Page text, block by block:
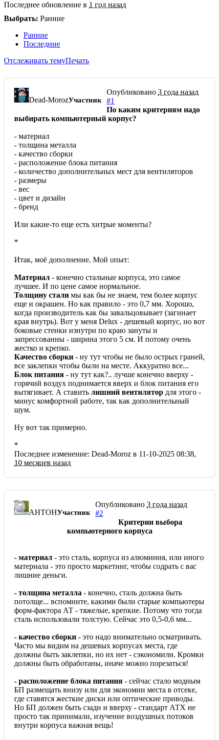
Последнее обновление в 1 год назад
Выбрать: Ранние
Ранние
Последние
Отслеживать темуПечать
Dead-MorozУчастник
Опубликовано 3 года назад
#1
По каким критериям надо
выбирать компьютерный корпус?
- материал
- толщина металла
- качество сборки
- расположение блока питания
- количество дополнительных мест для вентиляторов
- размеры
- вес
- цвет и дизайн
- бренд
Или какие-то еще есть хитрые моменты?
*
Итак, моё дополнение. Мой опыт:
Материал - конечно стальные корпуса, это самое
лучшее. И по цене самое нормальное.
Толщину стали мы как бы не знаем, тем более корпус
еще и окрашен. Но как правило - это 0,7 мм. Хорошо,
когда производитель как бы завальцовывает (загинает
края внутрь). Вот у меня Delux - дешевый корпус, но вот
боковые стенки изнутри по краю зануты и
запрессованны - ширина этого 5 см. И потому очень
жестко и крепко.
Качество сборки - ну тут чтобы не было острых граней,
все заклепки чтобы были на месте. Аккуратно все...
Блок питания - ну тут как?.. лучше конечно вверху -
горячий воздух поднимается вверх и блок питания его
вытягивает. А ставить лишний вентилятор для этого -
минус комфортной работе, так как дополнительный
шум.
Ну вот так примерно.
*
Последнее изменение: Dead-Moroz в 11-10-2025 08:38,
10 месяцев назад
AHTOHУчастник
Опубликовано 3 года назад
#2
Критерии выбора
компьютерного корпуса
- материал - это сталь, корпуса из алюминия, или иного
материала - это просто маркетинг, чтобы содрать с вас
лишние деньги.
- толщина металла - конечно, сталь должна быть
потолще... вспомните, какими были старые компьютеры
форм-фактора АТ - тяжелые, крепкие. Потому что тогда
сталь использовали толстую. Сейчас это 0,5-0,6 мм...
- качество сборки - это надо внимательно осматривать.
Часто мы видим на дешевых корпусах места, где
должны быть заклепки, но их нет - сэкономили. Кромки
должны быть обработаны, иначе можно порезаться!
- расположение блока питания - сейчас стало модным
БП размещать внизу или для экономии места в отсеке,
где ставятся жесткие диски или оптические приводы.
Но БП должен быть сзади и вверху - стандарт АТХ не
просто так принимали, изучение воздушных потоков
внутри корпуса важная вещь!